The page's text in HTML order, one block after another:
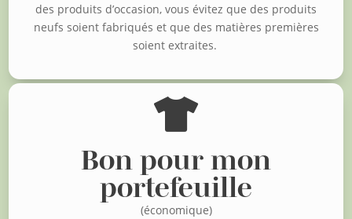
des produits d’occasion, vous évitez que des produits
neufs soient fabriqués et que des matières premières
soient extraites.

Bon pour mon
portefeuille
(économique)